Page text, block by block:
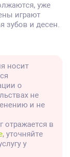
уже
играют
зубов и десен.
носит
о
не
и не
отражается в
, уточняйте
у